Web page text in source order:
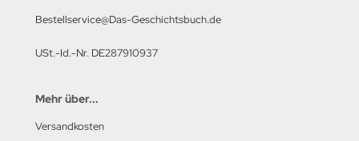
Bestellservice@Das-Geschichtsbuch.de
USt.-Id.-Nr. DE287910937
Mehr über...
Versandkosten